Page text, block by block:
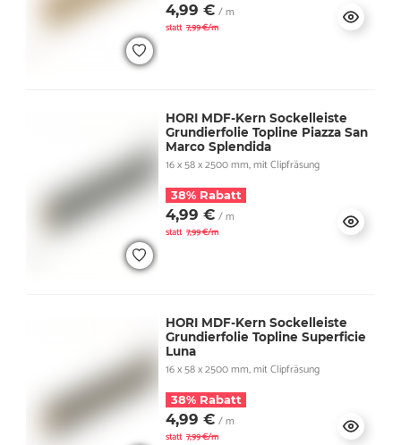
4,99 € / m
statt 7,99 €/m
HORI MDF-Kern Sockelleiste
Grundierfolie Topline Piazza San
Marco Splendida
16 x 58 x 2500 mm, mit Clipfräsung
38% Rabatt
4,99 € / m
statt 7,99 €/m
HORI MDF-Kern Sockelleiste
Grundierfolie Topline Superficie
Luna
16 x 58 x 2500 mm, mit Clipfräsung
38% Rabatt
4,99 € / m
statt 7,99 €/m